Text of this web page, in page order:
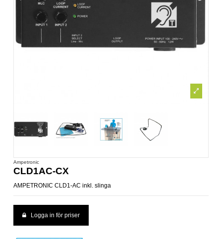
Ampetronic
CLD1AC-CX
AMPETRONIC CLD1-AC inkl. slinga
Logga in för priser